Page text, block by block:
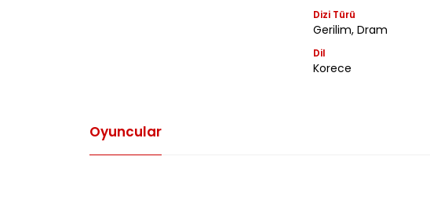
Dizi Türü
Gerilim, Dram
Dil
Korece
Oyuncular